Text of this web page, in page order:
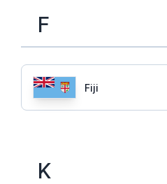
F
Fiji
K